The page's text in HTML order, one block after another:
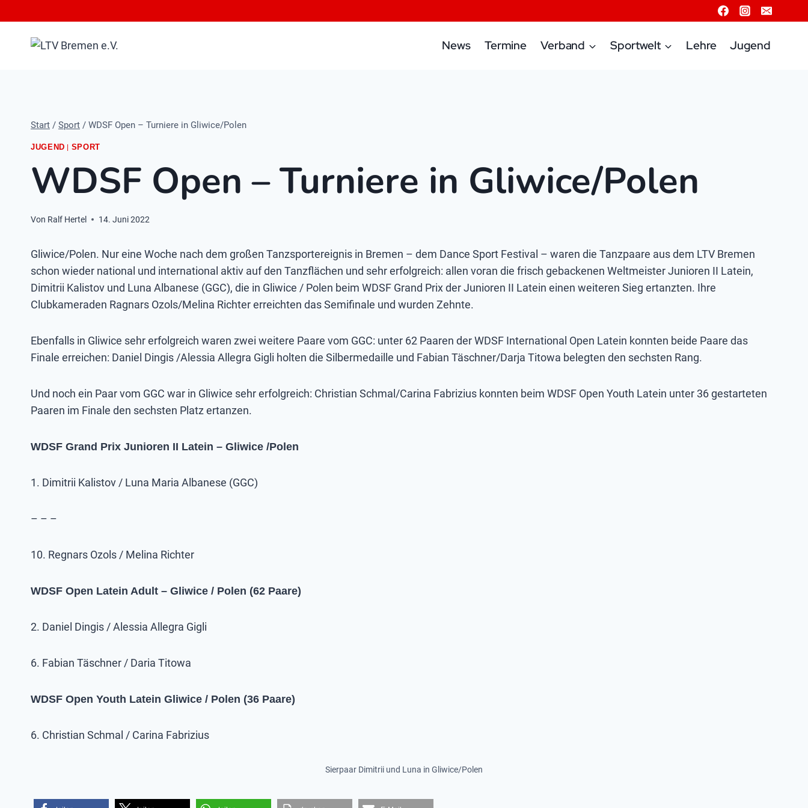
Inhalt
springen
News Termine Verband Sportwelt Lehre Jugend
Start / Sport / WDSF Open – Turniere in Gliwice/Polen
JUGEND | SPORT
WDSF Open – Turniere in Gliwice/Polen
Von Ralf Hertel 14. Juni 2022
Gliwice/Polen. Nur eine Woche nach dem großen Tanzsportereignis in Bremen – dem Dance Sport Festival – waren die Tanzpaare aus dem LTV Bremen
schon wieder national und international aktiv auf den Tanzflächen und sehr erfolgreich: allen voran die frisch gebackenen Weltmeister Junioren II Latein,
Dimitrii Kalistov und Luna Albanese (GGC), die in Gliwice / Polen beim WDSF Grand Prix der Junioren II Latein einen weiteren Sieg ertanzten. Ihre
Clubkameraden Ragnars Ozols/Melina Richter erreichten das Semifinale und wurden Zehnte.
Ebenfalls in Gliwice sehr erfolgreich waren zwei weitere Paare vom GGC: unter 62 Paaren der WDSF International Open Latein konnten beide Paare das
Finale erreichen: Daniel Dingis /Alessia Allegra Gigli holten die Silbermedaille und Fabian Täschner/Darja Titowa belegten den sechsten Rang.
Und noch ein Paar vom GGC war in Gliwice sehr erfolgreich: Christian Schmal/Carina Fabrizius konnten beim WDSF Open Youth Latein unter 36 gestarteten
Paaren im Finale den sechsten Platz ertanzen.
WDSF Grand Prix Junioren II Latein – Gliwice /Polen
1. Dimitrii Kalistov / Luna Maria Albanese (GGC)
– – –
10. Regnars Ozols / Melina Richter
WDSF Open Latein Adult – Gliwice / Polen (62 Paare)
2. Daniel Dingis / Alessia Allegra Gigli
6. Fabian Täschner / Daria Titowa
WDSF Open Youth Latein Gliwice / Polen (36 Paare)
6. Christian Schmal / Carina Fabrizius
Sierpaar Dimitrii und Luna in Gliwice/Polen